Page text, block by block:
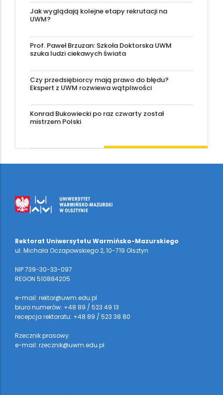
Jak wyglądają kolejne etapy rekrutacji na
UWM?
Prof. Paweł Brzuzan: Szkoła Doktorska UWM
szuka ludzi ciekawych świata
Czy przedsiębiorcy mają prawo do błędu?
Ekspert z UWM rozwiewa wątpliwości
Konrad Bukowiecki po raz czwarty został
mistrzem Polski
Rektorat Uniwersytetu Warmińsko-Mazurskiego
ul. Michała Oczapowskiego 2, 10-719 Olsztyn
NIP 739-30-33-097
REGON 510884205
e-mail: rektor@uwm.edu.pl
biuro numerów: +48 89 / 523 49 13
recepcja rektoratu: +48 89 / 523 38 80
Rzecznik prasowy:
e-mail: rzecznik@uwm.edu.pl